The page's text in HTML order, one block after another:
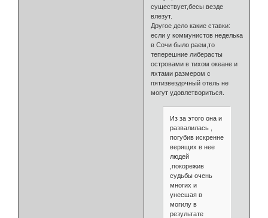
существует,бесы везде
влезут.
Другое дело какие ставки:
если у коммунистов неделька
в Сочи было раем,то
теперешние либерасты
островами в тихом океане и
яхтами размером с
пятизвездочный отель не
могут удовлетвориться.
Из за этого она и
развалилась ,
погубив искренне
верящих в нее
людей
,покорежив
судьбы очень
многих и
унесшая в
могилу в
результате